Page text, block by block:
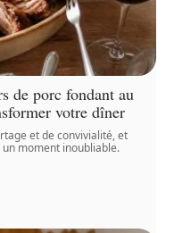
de porc fondant au
votre dîner
et de convivialité, et
moment inoubliable.